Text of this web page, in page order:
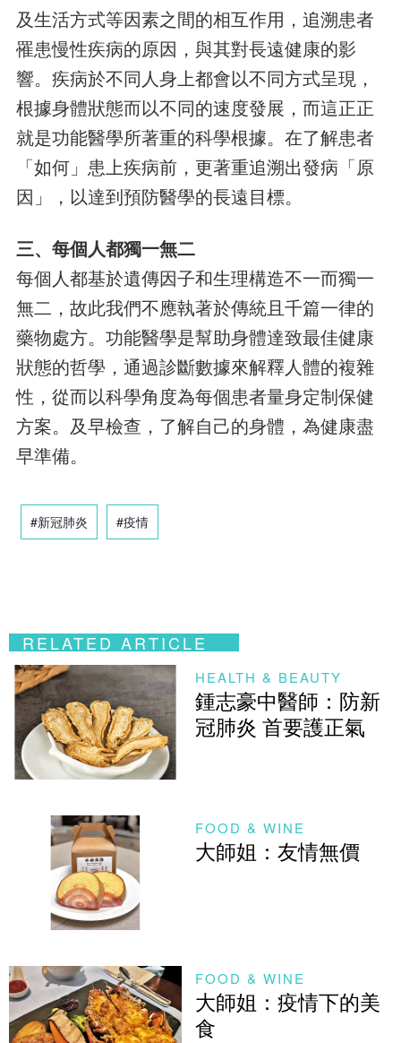
及生活方式等因素之間的相互作用，追溯患者
罹患慢性疾病的原因，與其對長遠健康的影
響。疾病於不同人身上都會以不同方式呈現，
根據身體狀態而以不同的速度發展，而這正正
就是功能醫學所著重的科學根據。在了解患者
「如何」患上疾病前，更著重追溯出發病「原
因」，以達到預防醫學的長遠目標。
三、每個人都獨一無二
每個人都基於遺傳因子和生理構造不一而獨一
無二，故此我們不應執著於傳統且千篇一律的
藥物處方。功能醫學是幫助身體達致最佳健康
狀態的哲學，通過診斷數據來解釋人體的複雜
性，從而以科學角度為每個患者量身定制保健
方案。及早檢查，了解自己的身體，為健康盡
早準備。
#新冠肺炎 #疫情
RELATED ARTICLE
HEALTH & BEAUTY
鍾志豪中醫師：防新
冠肺炎 首要護正氣
FOOD & WINE
大師姐：友情無價
FOOD & WINE
大師姐：疫情下的美
食